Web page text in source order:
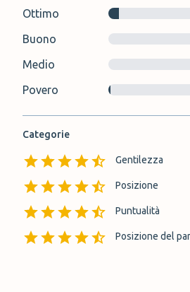
Ottimo
Buono
Medio
Povero
Categorie
Gentilezza
Posizione
Puntualità
Posizione del